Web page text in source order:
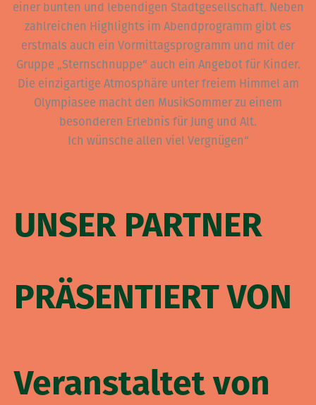
einer bunten und lebendigen Stadtgesellschaft. Neben
zahlreichen Highlights im Abendprogramm gibt es
erstmals auch ein Vormittagsprogramm und mit der
Gruppe „Sternschnuppe“ auch ein Angebot für Kinder.
Die einzigartige Atmosphäre unter freiem Himmel am
Olympiasee macht den MusikSommer zu einem
besonderen Erlebnis für Jung und Alt.
Ich wünsche allen viel Vergnügen“
UNSER PARTNER
PRÄSENTIERT VON
Veranstaltet von